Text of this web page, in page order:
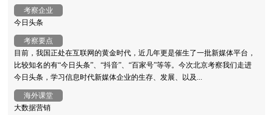
考察企业
今日头条
考察要点
目前，我国正处在互联网的黄金时代，近几年更是催生了一批新媒体平台，
比较知名的有“今日头条”、“抖音”、“百家号”等等。今次北京考察我们走进
今日头条，学习信息时代新媒体企业的生存、发展、以及...
海外课堂
大数据营销